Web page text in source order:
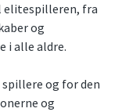
elitespilleren, fra
og
i alle aldre.
og for den
og